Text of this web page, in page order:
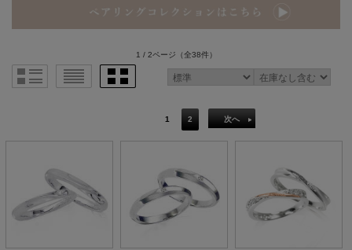
1 / 2ページ （全38件）
1 2 次へ